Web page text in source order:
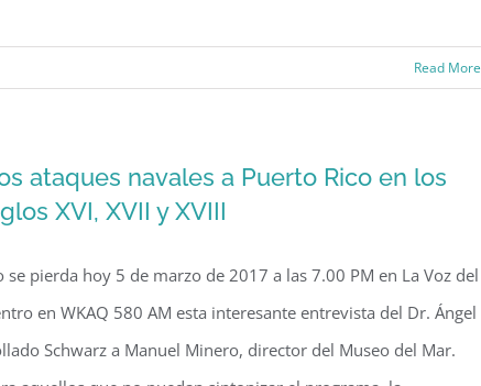
Read More
ataques navales a Puerto Rico en los
XVI, XVII y XVIII
se pierda hoy 5 de marzo de 2017 a las 7.00 PM en La Voz del
en WKAQ 580 AM esta interesante entrevista del Dr. Ángel
Schwarz a Manuel Minero, director del Museo del Mar.